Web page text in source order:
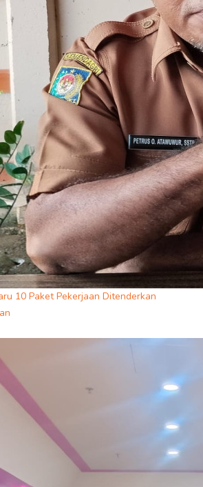
10 Paket Pekerjaan Ditenderkan